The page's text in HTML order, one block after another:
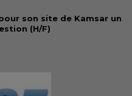
son site de Kamsar un
(H/F)